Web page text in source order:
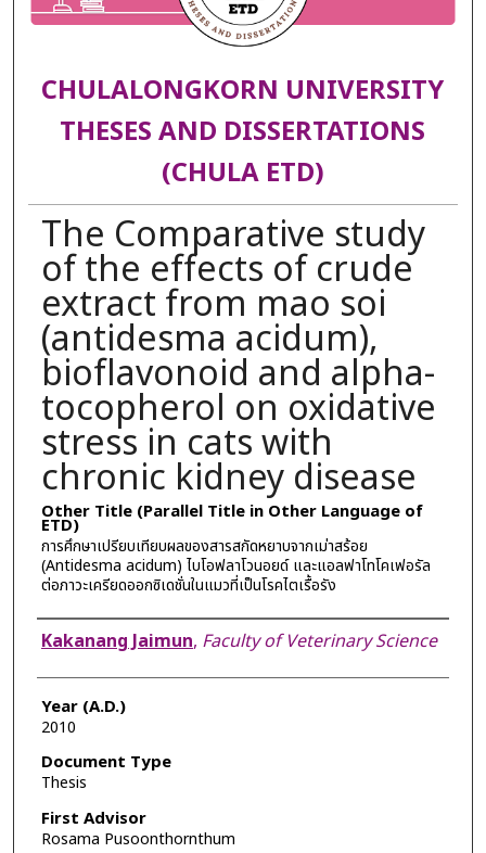
CHULALONGKORN UNIVERSITY
THESES AND DISSERTATIONS
(CHULA ETD)
The Comparative study
of the effects of crude
extract from mao soi
(antidesma acidum),
bioflavonoid and alpha-
tocopherol on oxidative
stress in cats with
chronic kidney disease
Other Title (Parallel Title in Other Language of
ETD)
การศึกษาเปรียบเทียบผลของสารสกัดหยาบจากเม่าสร้อย
(Antidesma acidum) ไบโอฟลาโวนอยด์ และแอลฟาโทโคเฟอรัล
ต่อภาวะเครียดออกซิเดชั่นในแมวที่เป็นโรคไตเรื้อรัง
Author
Kakanang Jaimun, Faculty of Veterinary Science
Year (A.D.)
2010
Document Type
Thesis
First Advisor
Rosama Pusoonthornthum